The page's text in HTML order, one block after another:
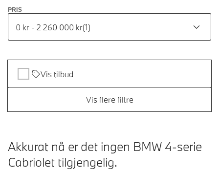
PRIS
0 kr - 2 260 000 kr(1)
Vis tilbud
Vis flere filtre
Akkurat nå er det ingen BMW 4-serie
Cabriolet tilgjengelig.